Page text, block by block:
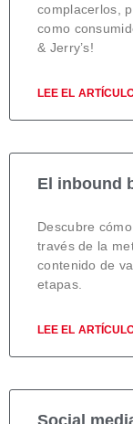
complacerlos,
como
& Jerry’s!
LEE EL
El inbound
Descubre
través de la
contenido de
etapas.
LEE EL
Social